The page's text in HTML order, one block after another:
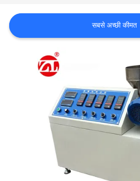
समाचार
सबसे अच्छी कीमत